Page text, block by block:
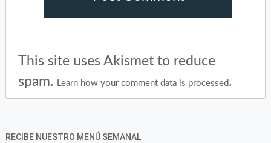
This site uses Akismet to reduce
spam.
Learn how your comment data is processed.
RECIBE NUESTRO MENÚ SEMANAL